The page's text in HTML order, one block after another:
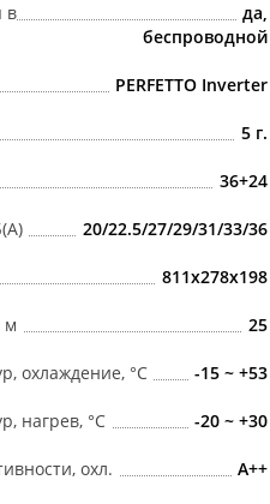
в
да,
беспроводной
PERFETTO Inverter
5 г.
36+24
20/22.5/27/29/31/33/36
811x278x198
м 25
охлаждение, °C -15 ~ +53
нагрев, °C -20 ~ +30
охл. A++